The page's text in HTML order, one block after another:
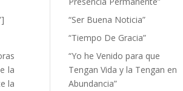
la
la
“Ser Buena Noticia”
“Tiempo De Gracia”
“Yo he Venido para que
Tengan Vida y la Tengan en
Abundancia”